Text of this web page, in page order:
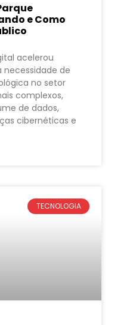
e Como
acelerou
de
no setor
complexos,
de dados,
cibernéticas e
TECNOLOGIA